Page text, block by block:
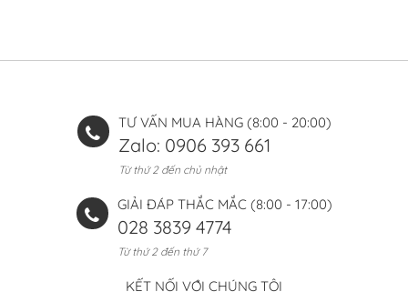
TƯ VẤN MUA HÀNG (8:00 - 20:00)
Zalo: 0906 393 661
Từ thứ 2 đến chủ nhật
GIẢI ĐÁP THẮC MẮC (8:00 - 17:00)
028 3839 4774
Từ thứ 2 đến thứ 7
KẾT NỐI VỚI CHÚNG TÔI